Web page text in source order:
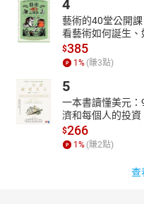
4
藝術的40堂公開
看藝術如何誕生、
$385
1 % (賺3點)
5
一本書讀懂美元
濟和每個人的投資
$266
1 % (賺2點)
查